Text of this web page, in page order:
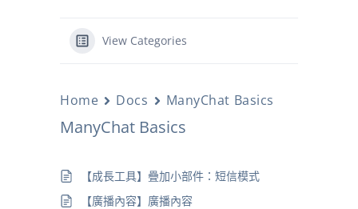
View Categories
Home Docs ManyChat Basics
ManyChat Basics
【成長工具】疊加小部件：短信模式
【廣播內容】廣播內容